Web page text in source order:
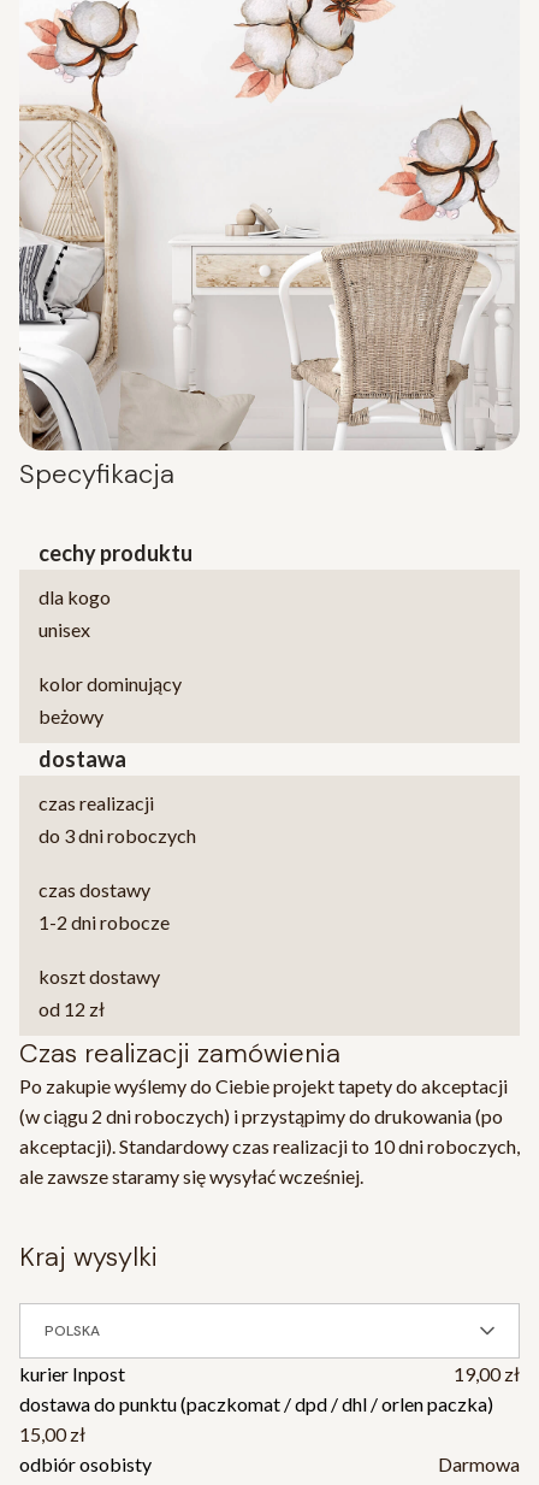
Specyfikacja
cechy produktu
dla kogo
unisex
kolor dominujący
beżowy
dostawa
czas realizacji
do 3 dni roboczych
czas dostawy
1-2 dni robocze
koszt dostawy
od 12 zł
Czas realizacji zamówienia
Po zakupie wyślemy do Ciebie projekt tapety do akceptacji
(w ciągu 2 dni roboczych) i przystąpimy do drukowania (po
akceptacji). Standardowy czas realizacji to 10 dni roboczych,
ale zawsze staramy się wysyłać wcześniej.
kraj wysylki
POLSKA
kurier Inpost
19,00 zł
dostawa do punktu (paczkomat / dpd / dhl / orlen paczka)
15,00 zł
odbiór osobisty
Darmowa